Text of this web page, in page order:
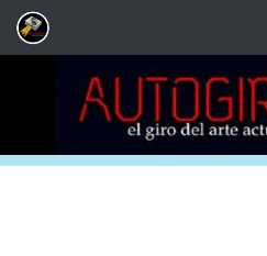
Saltar al contenido